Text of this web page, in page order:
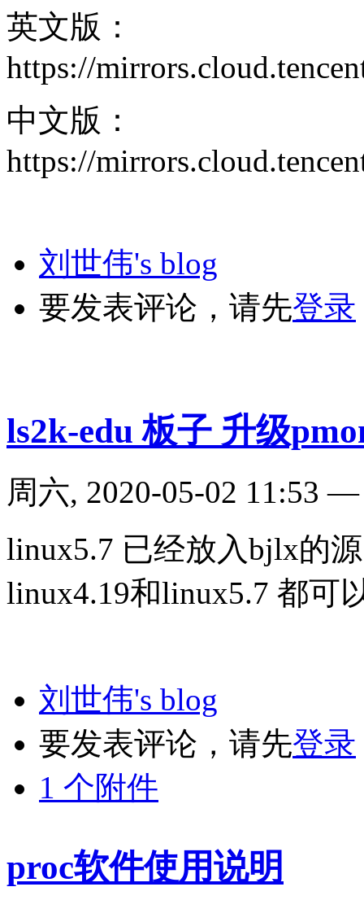
英文版：
https://
中文版：
https://
刘世伟's blog
要发表评论，请先登录
ls2k-edu 板子 升级
周六, 2020-05-02 11:53
linux5.7 已经放入bjlx的
linux4.19和linux5.7 都可
刘世伟's blog
要发表评论，请先登录
1 个附件
proc软件使用说明